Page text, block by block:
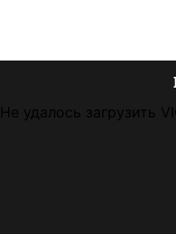
Не удалось загрузить